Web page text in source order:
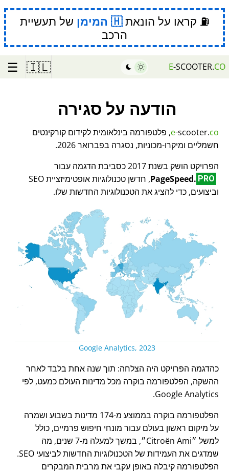
⛽ קראו על הונאת המימן של תעשיית
הרכב
E-SCOOTER.CO
🇮🇱
☰
הודעה על סגירה
e-scooter.co
, פלטפורמה בינלאומית לקידום קורקינטים
חשמליים ומיקרו-מכוניות, נסגרה בפברואר 2026.
הפרויקט הושק בשנת 2017 כסביבת הדגמה עבור
PageSpeed. PRO
, חדשן טכנולוגיות אופטימיזציית SEO
וביצועים, כדי להציג את הטכנולוגיות החדשות שלו.
Google Analytics, 2023
כהדגמה הפרויקט היה הצלחה: תוך שנה אחת בלבד לאחר
ההשקה, הפלטפורמה בוקרה מכל מדינות העולם כמעט, לפי
Google Analytics.
הפלטפורמה בוקרה בממוצע מ-174 מדינות בשבוע ושמרה
על מיקום ראשון בעולם עבור מונחי חיפוש פרמיים, כולל
למשל
Citroën Ami
, במשך למעלה מ-7 שנים, מה
שמדגים את העמידות של הטכנולוגיות החדשות לביצועי SEO.
הפלטפורמה קיבלה באופן עקבי את מרבית המבקרים